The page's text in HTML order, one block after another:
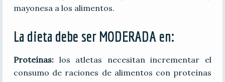
mayonesa a los alimentos.
La dieta debe ser MODERADA en:
Proteínas:los atletas necesitan incrementar el
consumo de raciones de alimentos con proteínas